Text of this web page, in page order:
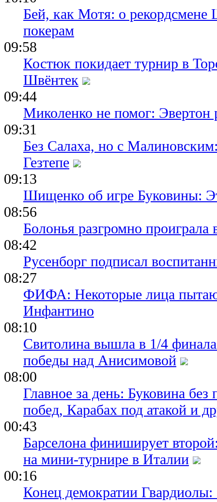
Бей, как Мотя: о рекордсмене
покерам
09:58
Костюк покидает турнир в
Швёнтек
09:44
Миколенко не помог: Эвертон
09:31
Без Салаха, но с
Гезтепе
09:13
Шищенко об игре Буковины:
08:56
Болонья разгромно
08:42
Русенборг подписал
08:27
ФИФА: Некоторые лица
Инфантино
08:10
Свитолина вышла в 1/4
победы над Анисимовой
08:00
Главное за день: Буковина
побед, Карабах под атакой и
00:43
Барселона финиширует
на мини-турнире в Италии
00:16
Конец демократии